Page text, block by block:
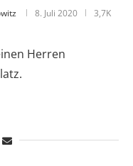
8. Juli 2020
3,7K
Herren